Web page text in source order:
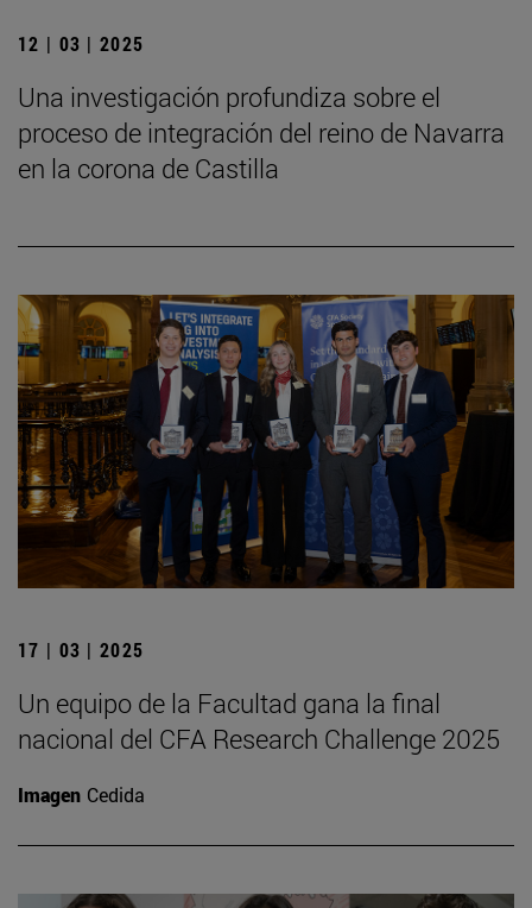
12 | 03 | 2025
Una investigación profundiza sobre el
proceso de integración del reino de Navarra
en la corona de Castilla
17 | 03 | 2025
Un equipo de la Facultad gana la final
nacional del CFA Research Challenge 2025
Imagen Cedida